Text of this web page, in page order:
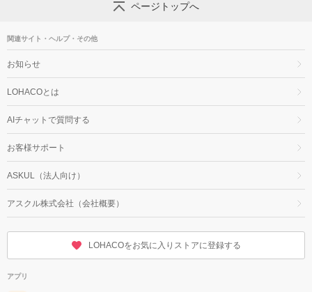
ページトップへ
関連サイト・ヘルプ・その他
お知らせ
LOHACOとは
AIチャットで質問する
お客様サポート
ASKUL（法人向け）
アスクル株式会社（会社概要）
LOHACOをお気に入りストアに登録する
アプリ